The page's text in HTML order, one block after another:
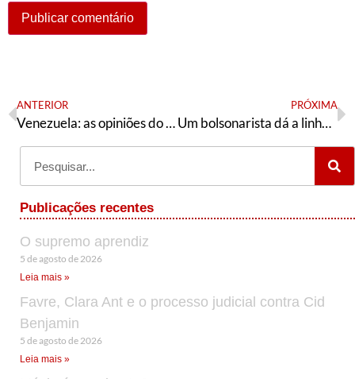
ANTERIOR
Venezuela: as opiniões do senador Randolfe
PRÓXIMA
Um bolsonarista dá a linha internacional da EBC?
Publicações recentes
O supremo aprendiz
5 de agosto de 2026
Leia mais »
Favre, Clara Ant e o processo judicial contra Cid
Benjamin
5 de agosto de 2026
Leia mais »